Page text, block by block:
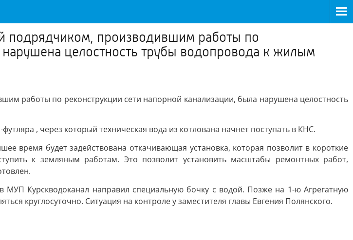
подрядчиком, производившим работы по
целостность трубы водопровода к жилым
работы по реконструкции сети напорной канализации, была нарушена целостность
, через который техническая вода из котлована начнет поступать в КНС.
время будет задействована откачивающая установка, которая позволит в короткие
к земляным работам. Это позволит установить масштабы ремонтных работ,
Курскводоканал направил специальную бочку с водой. Позже на 1-ю Агрегатную
круглосуточно. Ситуация на контроле у заместителя главы Евгения Полянского.